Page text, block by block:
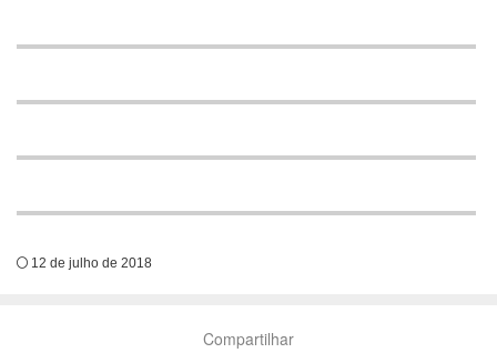
12 de julho de 2018
Compartilhar